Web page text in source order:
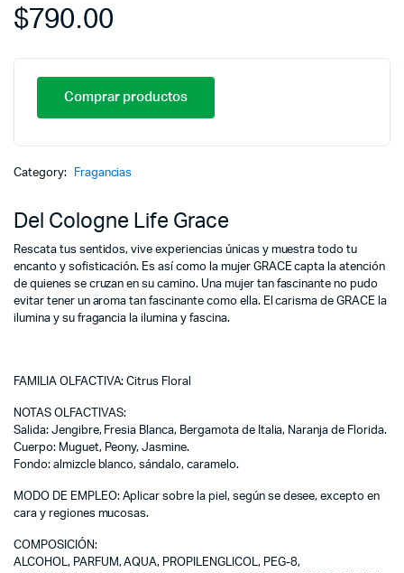
$790.00
Comprar productos
Category: Fragancias
Del Cologne Life Grace
Rescata tus sentidos, vive experiencias únicas y muestra todo tu
encanto y sofisticación. Es así como la mujer GRACE capta la atención
de quienes se cruzan en su camino. Una mujer tan fascinante no pudo
evitar tener un aroma tan fascinante como ella. El carisma de GRACE la
ilumina y su fragancia la ilumina y fascina.
FAMILIA OLFACTIVA: Citrus Floral
NOTAS OLFACTIVAS:
Salida: Jengibre, Fresia Blanca, Bergamota de Italia, Naranja de Florida.
Cuerpo: Muguet, Peony, Jasmine.
Fondo: almizcle blanco, sándalo, caramelo.
MODO DE EMPLEO: Aplicar sobre la piel, según se desee, excepto en
cara y regiones mucosas.
COMPOSICIÓN:
ALCOHOL, PARFUM, AQUA, PROPILENGLICOL, PEG-8,